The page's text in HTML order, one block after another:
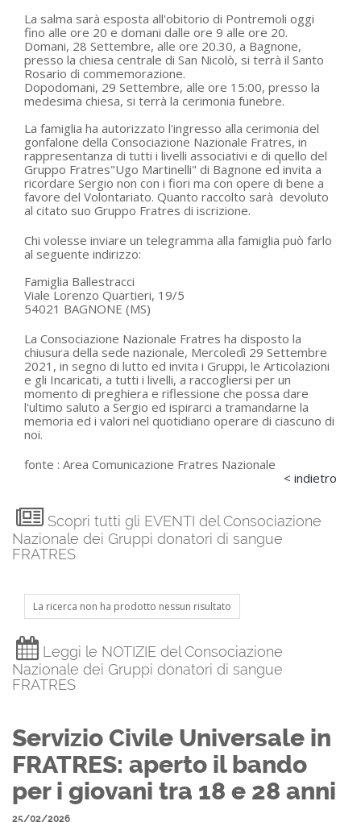
La salma sarà esposta all'obitorio di Pontremoli oggi
fino alle ore 20 e domani dalle ore 9 alle ore 20.
Domani, 28 Settembre, alle ore 20.30, a Bagnone,
presso la chiesa centrale di San Nicolò, si terrà il Santo
Rosario di commemorazione.
Dopodomani, 29 Settembre, alle ore 15:00, presso la
medesima chiesa, si terrà la cerimonia funebre.
La famiglia ha autorizzato l'ingresso alla cerimonia del
gonfalone della Consociazione Nazionale Fratres, in
rappresentanza di tutti i livelli associativi e di quello del
Gruppo Fratres"Ugo Martinelli" di Bagnone ed invita a
ricordare Sergio non con i fiori ma con opere di bene a
favore del Volontariato. Quanto raccolto sarà devoluto
al citato suo Gruppo Fratres di iscrizione.
Chi volesse inviare un telegramma alla famiglia può farlo
al seguente indirizzo:
Famiglia Ballestracci
Viale Lorenzo Quartieri, 19/5
54021 BAGNONE (MS)
La Consociazione Nazionale Fratres ha disposto la
chiusura della sede nazionale, Mercoledì 29 Settembre
2021, in segno di lutto ed invita i Gruppi, le Articolazioni
e gli Incaricati, a tutti i livelli, a raccogliersi per un
momento di preghiera e riflessione che possa dare
l'ultimo saluto a Sergio ed ispirarci a tramandarne la
memoria ed i valori nel quotidiano operare di ciascuno di
noi.
fonte : Area Comunicazione Fratres Nazionale
< indietro
Scopri tutti gli EVENTI del Consociazione
Nazionale dei Gruppi donatori di sangue
FRATRES
La ricerca non ha prodotto nessun risultato
Leggi le NOTIZIE del Consociazione
Nazionale dei Gruppi donatori di sangue
FRATRES
Servizio Civile Universale in
FRATRES: aperto il bando
per i giovani tra 18 e 28 anni
25/02/2026